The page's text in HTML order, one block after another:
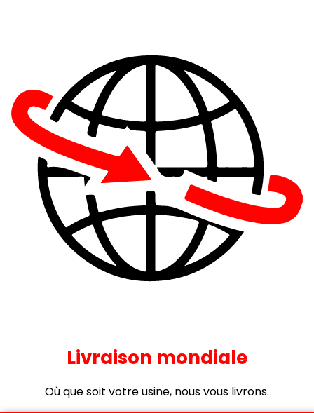
Livraison mondiale
Où que soit votre usine, nous vous livrons.